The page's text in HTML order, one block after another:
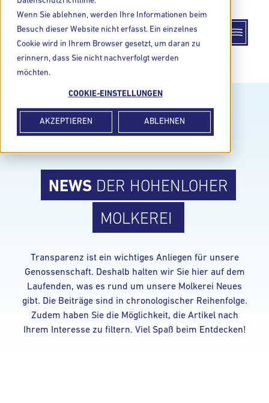
Wenn Sie ablehnen, werden Ihre Informationen beim
Besuch dieser Website nicht erfasst. Ein einzelnes
Cookie wird in Ihrem Browser gesetzt, um daran zu
erinnern, dass Sie nicht nachverfolgt werden
möchten.
COOKIE-EINSTELLUNGEN
AKZEPTIEREN ABLEHNEN
NEWS DER HOHENLOHER
MOLKEREI
Transparenz ist ein wichtiges Anliegen für unsere
Genossenschaft. Deshalb halten wir Sie hier auf dem
Laufenden, was es rund um unsere Molkerei Neues
gibt. Die Beiträge sind in chronologischer Reihenfolge.
Zudem haben Sie die Möglichkeit, die Artikel nach
Ihrem Interesse zu filtern. Viel Spaß beim Entdecken!